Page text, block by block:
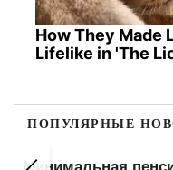
How They Made
Lifelike in 'The
ПОПУЛЯРНЫЕ